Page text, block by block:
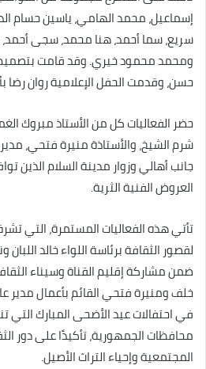
إسماعيل، محمد الهامي، ياسين حسام
سريع، سما أحمد، هنا محمد، سجى
ومحمد محمود خيري. وقد قامت بتصميم
حسن، وقدمت الحفل الإعلامية روان رضا
حضر الفعاليات كل من الأستاذ مبروك
شرم الشيخ، والأستاذة منيرة فتحي،
جانب أهالي وزوار مدينة السلام الذين
العروض الفنية الثرية.
تأتي هذه الفعاليات المستمرة، التي
لقصور الثقافة برئاسة اللواء خالد
ضمن مشاركة إقليم القناة وسيناء
خلف ومنيرة فتحي القائم بأعمال مدير
في احتفالات عيد الأضحى المبارك
محافظات الجمهورية، تأكيدًا على دور
المجتمعية وإحياء التراث الأصيل.